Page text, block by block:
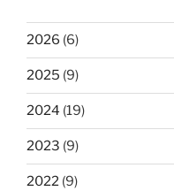
2026 (6)
2025 (9)
2024 (19)
2023 (9)
2022 (9)